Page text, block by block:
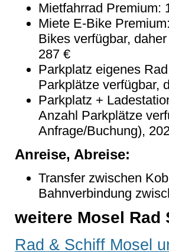
Mietfahrrad Premium:
Miete E-Bike
Bikes verfügbar,
287 €
Parkplatz eigenes
Parkplätze verfügbar,
Parkplatz +
Anzahl Parkplätze
Anfrage/Buchung),
Anreise, Abreise:
Transfer zwischen
Bahnverbindung
weitere Mosel Rad
Rad & Schiff Mosel